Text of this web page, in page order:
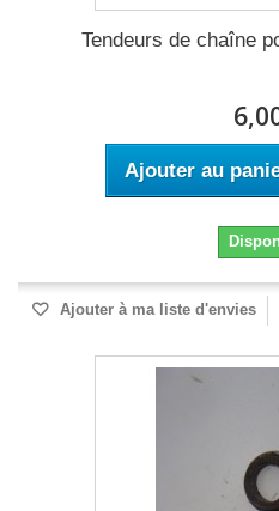
Tendeurs de chaîne
Ajouter au
Ajouter à ma liste d'envies